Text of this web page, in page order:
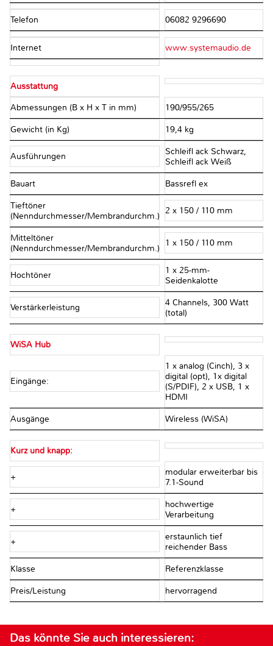
Telefon 06082 9296690
Internet www.systemaudio.de
Ausstattung
Abmessungen (B x H x T in mm) 190/955/265
Gewicht (in Kg) 19,4 kg
Ausführungen
Schleifl ack Schwarz,
Schleifl ack Weiß
Bauart Bassrefl ex
Tieftöner
(Nenndurchmesser/Membrandurchm.) 2 x 150 / 110 mm
Mitteltöner
(Nenndurchmesser/Membrandurchm.)
1 x 150 / 110 mm
Hochtöner
1 x 25-mm-
Seidenkalotte
Verstärkerleistung
4 Channels, 300 Watt
(total)
WiSA Hub
Eingänge:
1 x analog (Cinch), 3 x
digital (opt), 1x digital
(S/PDIF), 2 x USB, 1 x
HDMI
Ausgänge Wireless (WiSA)
Kurz und knapp:
+
modular erweiterbar bis
7.1-Sound
+
hochwertige
Verarbeitung
+
erstaunlich tief
reichender Bass
Klasse Referenzklasse
Preis/Leistung hervorragend
Das könnte Sie auch interessieren: